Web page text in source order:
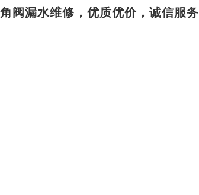
阀漏水维修，优质优价，诚信服务